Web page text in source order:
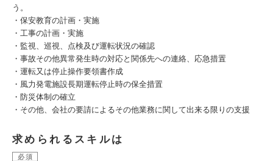
う。
・保安教育の計画・実施
・工事の計画・実施
・監視、巡視、点検及び運転状況の確認
・事故その他異常発生時の対応と関係先への連絡、応急措置
・運転又は停止操作要領書作成
・風力発電施設長期運転停止時の保全措置
・防災体制の確立
・その他、会社の要請によるその他業務に関して出来る限りの支援
求められるスキルは
必須